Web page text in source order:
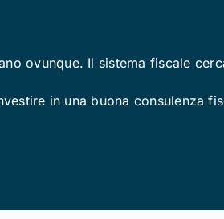
ovunque. Il sistema fiscale
in una buona consulenza